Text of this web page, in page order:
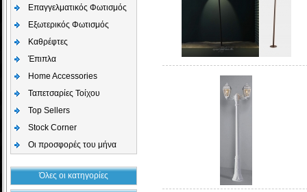
Επαγγελματικός Φωτισμός
Εξωτερικός Φωτισμός
Καθρέφτες
Έπιπλα
Home Accessories
Ταπετσαρίες Τοίχου
Top Sellers
Stock Corner
Οι προσφορές του μήνα
Όλες οι κατηγορίες